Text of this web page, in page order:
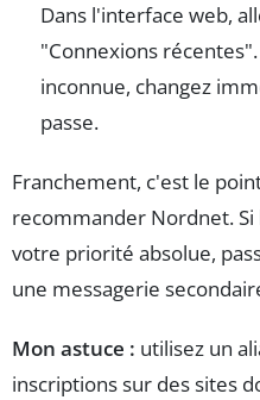
Dans l'interface web,
"Connexions
inconnue, changez
passe.
Franchement, c'est le
recommander Nordnet.
votre priorité absolue,
une messagerie
Mon astuce : utilisez un
inscriptions sur des sites